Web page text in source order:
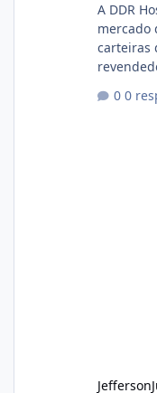
A DDR
mercado
carteiras
0
Jefferson